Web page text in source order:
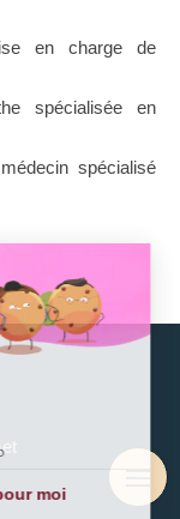
en charge de
spécialisée en
spécialisé